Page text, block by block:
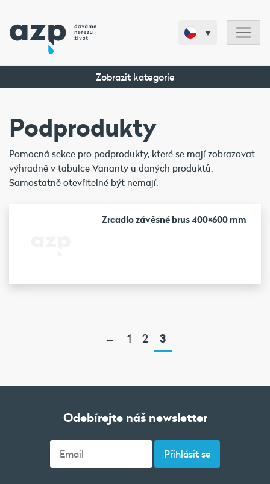
Zobrazit kategorie
Podprodukty
Pomocná sekce pro podprodukty, které se mají zobrazovat
výhradně v tabulce Varianty u daných produktů.
Samostatně otevřitelné být nemají.
Zrcadlo závěsné brus 400×600 mm
← 1 2 3
Odebírejte náš newsletter